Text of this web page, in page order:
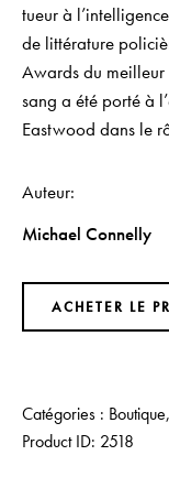
tueur à
de littérature
Awards du
sang a été porté à
Eastwood dans le
Auteur
Michael Connelly
ACHETER LE
Catégories : Boutique,
Product ID: 2518